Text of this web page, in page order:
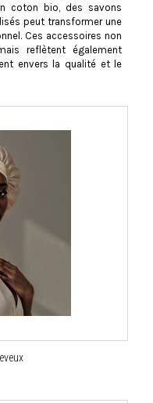
coton bio, des savons
peut transformer une
Ces accessoires non
reflètent également
envers la qualité et le